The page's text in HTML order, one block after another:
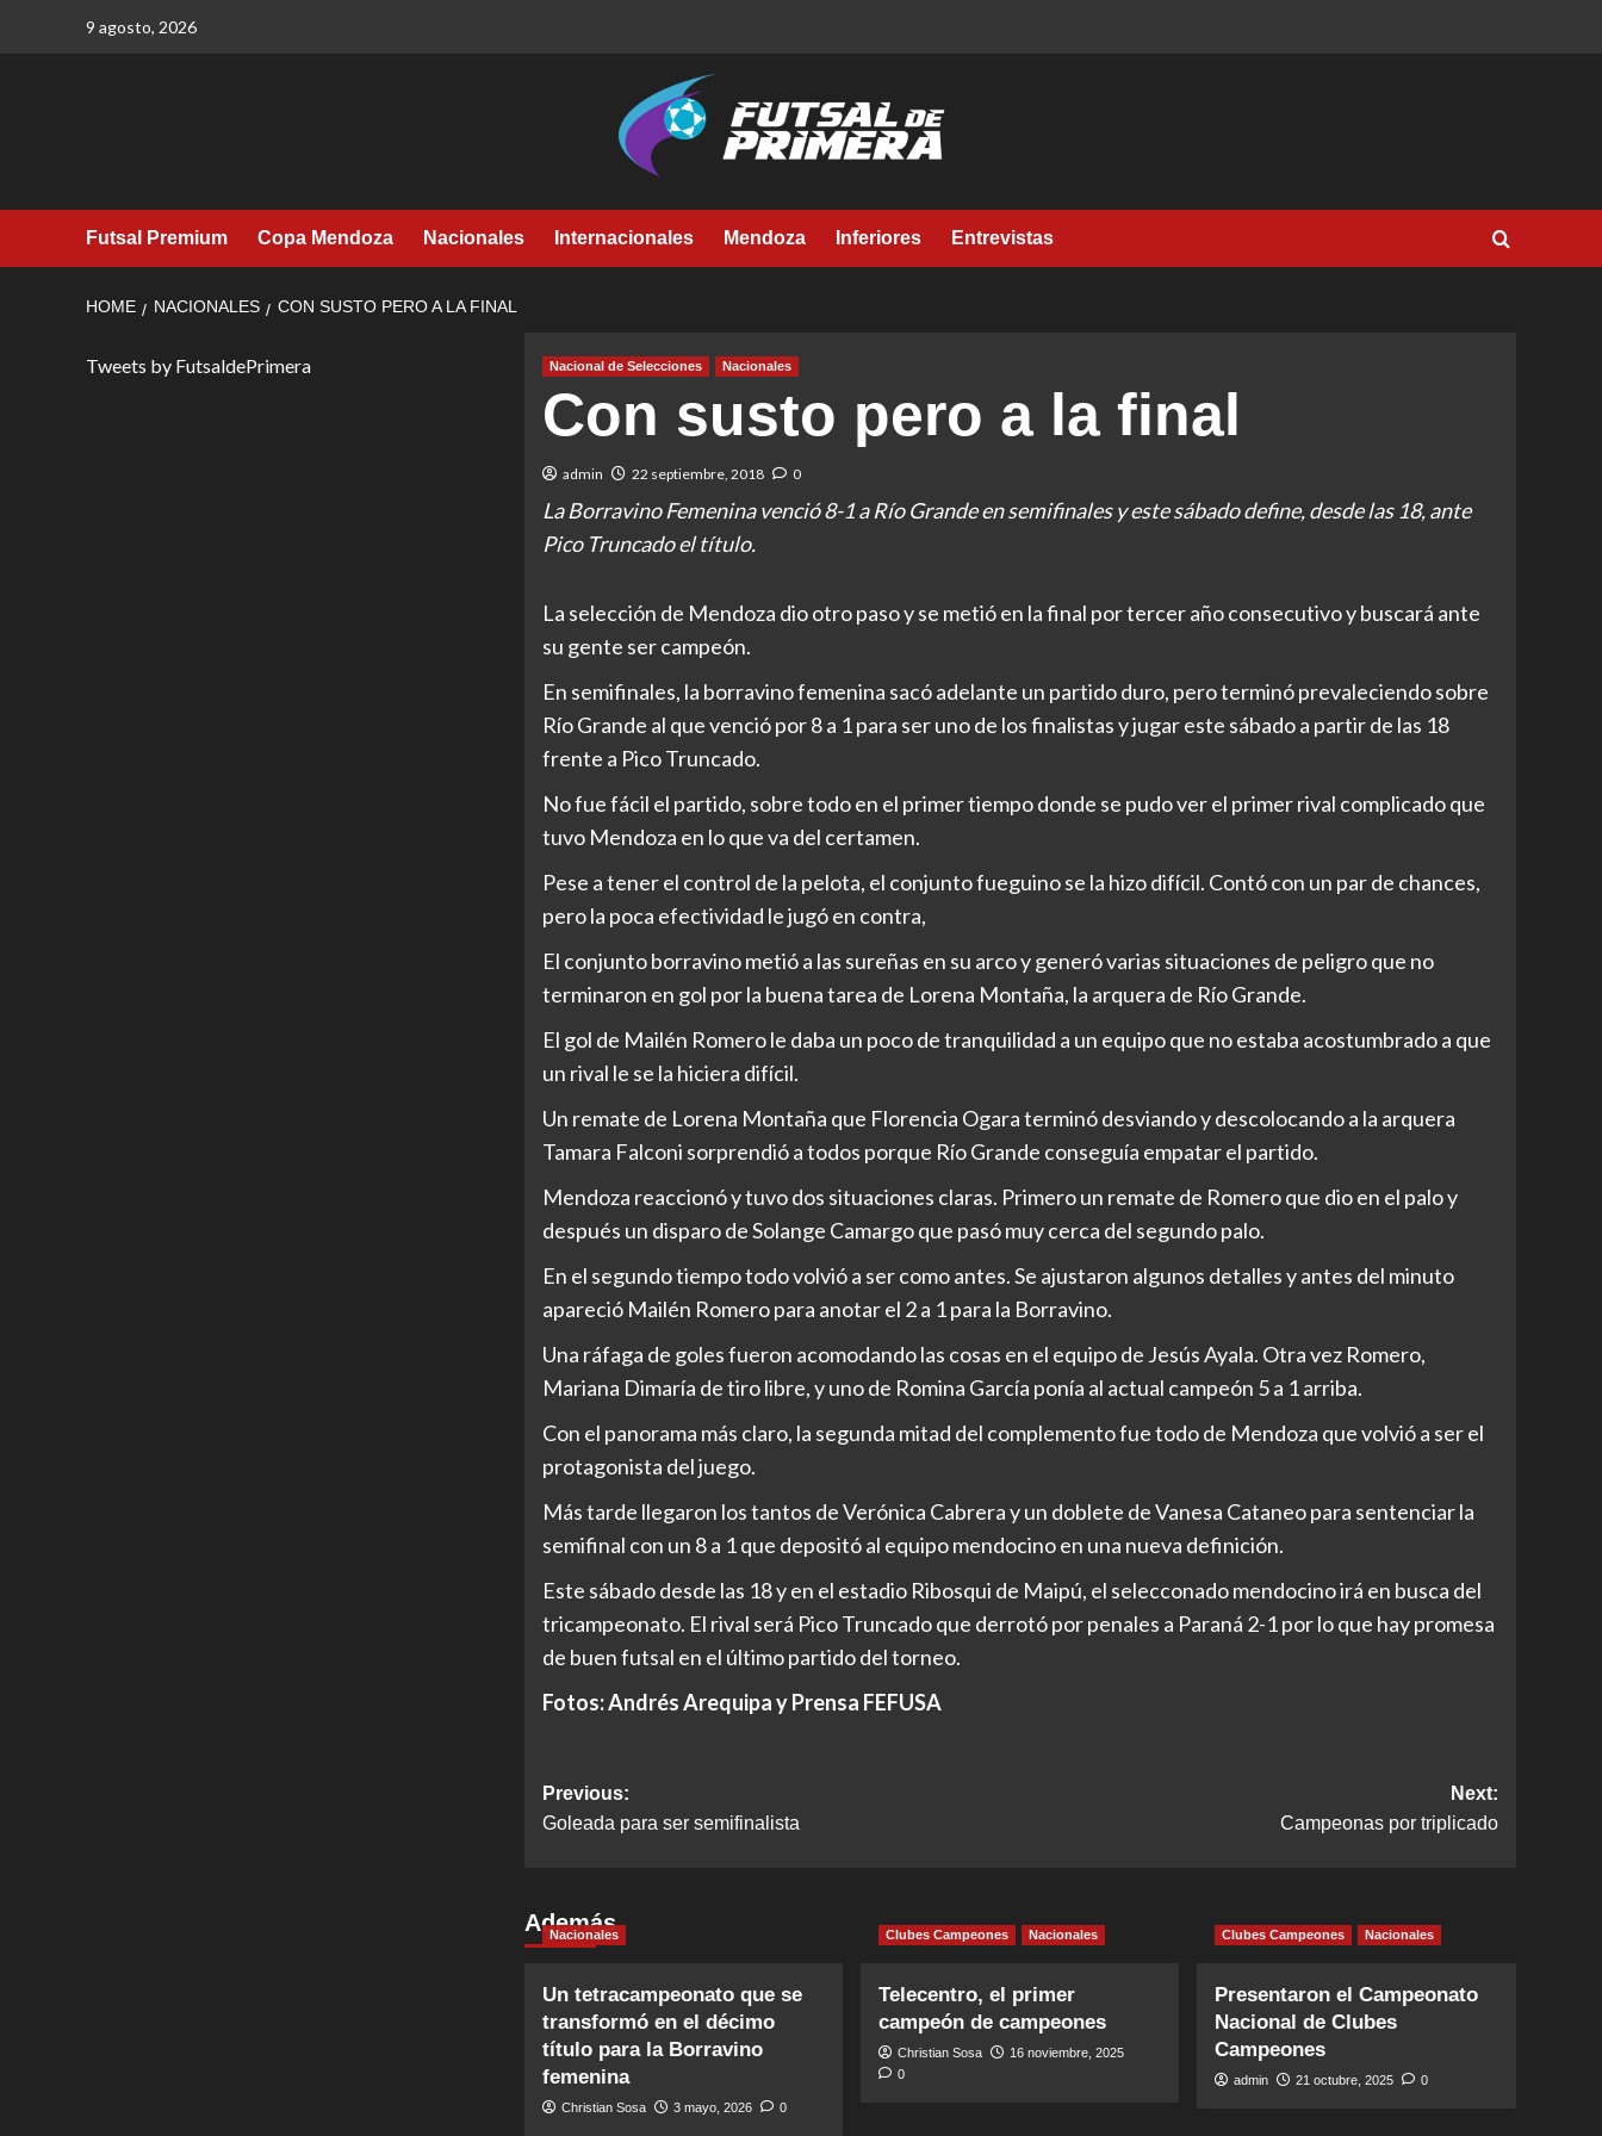
9 agosto, 2026
Futsal Premium Copa Mendoza Nacionales Internacionales Mendoza Inferiores Entrevistas
HOME NACIONALES CON SUSTO PERO A LA FINAL
Nacional de Selecciones Nacionales
Con susto pero a la final
admin 22 septiembre, 2018 0
La Borravino Femenina venció 8-1 a Río Grande en semifinales y este sábado define, desde las 18, ante
Pico Truncado el título.
La selección de Mendoza dio otro paso y se metió en la final por tercer año consecutivo y buscará ante
su gente ser campeón.
En semifinales, la borravino femenina sacó adelante un partido duro, pero terminó prevaleciendo sobre
Río Grande al que venció por 8 a 1 para ser uno de los finalistas y jugar este sábado a partir de las 18
frente a Pico Truncado.
No fue fácil el partido, sobre todo en el primer tiempo donde se pudo ver el primer rival complicado que
tuvo Mendoza en lo que va del certamen.
Pese a tener el control de la pelota, el conjunto fueguino se la hizo difícil. Contó con un par de chances,
pero la poca efectividad le jugó en contra,
El conjunto borravino metió a las sureñas en su arco y generó varias situaciones de peligro que no
terminaron en gol por la buena tarea de Lorena Montaña, la arquera de Río Grande.
El gol de Mailén Romero le daba un poco de tranquilidad a un equipo que no estaba acostumbrado a que
un rival le se la hiciera difícil.
Un remate de Lorena Montaña que Florencia Ogara terminó desviando y descolocando a la arquera
Tamara Falconi sorprendió a todos porque Río Grande conseguía empatar el partido.
Mendoza reaccionó y tuvo dos situaciones claras. Primero un remate de Romero que dio en el palo y
después un disparo de Solange Camargo que pasó muy cerca del segundo palo.
En el segundo tiempo todo volvió a ser como antes. Se ajustaron algunos detalles y antes del minuto
apareció Mailén Romero para anotar el 2 a 1 para la Borravino.
Una ráfaga de goles fueron acomodando las cosas en el equipo de Jesús Ayala. Otra vez Romero,
Mariana Dimaría de tiro libre, y uno de Romina García ponía al actual campeón 5 a 1 arriba.
Con el panorama más claro, la segunda mitad del complemento fue todo de Mendoza que volvió a ser el
protagonista del juego.
Más tarde llegaron los tantos de Verónica Cabrera y un doblete de Vanesa Cataneo para sentenciar la
semifinal con un 8 a 1 que depositó al equipo mendocino en una nueva definición.
Este sábado desde las 18 y en el estadio Ribosqui de Maipú, el selecconado mendocino irá en busca del
tricampeonato. El rival será Pico Truncado que derrotó por penales a Paraná 2-1 por lo que hay promesa
de buen futsal en el último partido del torneo.
Fotos: Andrés Arequipa y Prensa FEFUSA
Post
navigation
Previous:
Goleada para ser semifinalista
Next:
Campeonas por triplicado
Además
Nacionales
Un tetracampeonato que se
transformó en el décimo
título para la Borravino
femenina
Christian Sosa 3 mayo, 2026 0
Clubes Campeones Nacionales
Telecentro, el primer
campeón de campeones
Christian Sosa
16 noviembre, 2025
0
Clubes Campeones Nacionales
Presentaron el Campeonato
Nacional de Clubes
Campeones
admin 21 octubre, 2025 0
Tweets by FutsaldePrimera